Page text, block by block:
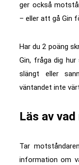
ger också
– eller att gå Gin
Har du 2 poäng
Gin, fråga dig
slängt eller
väntandet inte
Läs av
Tar
information om